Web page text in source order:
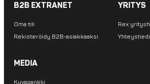
B2B EXTRANET
Oma tili
Rekisteröidy B2B-asiakkaaksi
YRITYS
Rex
MEDIA
Kuvapankki